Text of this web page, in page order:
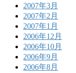
2007年3月
2007年2月
2007年1月
2006年12月
2006年10月
2006年9月
2006年8月